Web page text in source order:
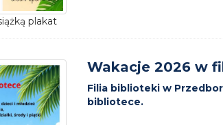
plakat
Wakacje 2026 w
Filia biblioteki w
bibliotece.